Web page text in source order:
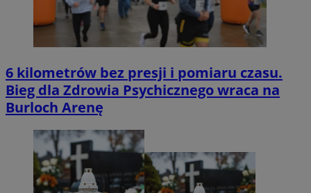
6 kilometrów bez presji i pomiaru czasu.
Bieg dla Zdrowia Psychicznego wraca na
Burloch Arenę